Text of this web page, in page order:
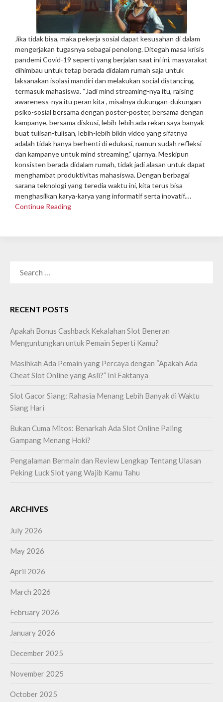
Jika tidak bisa, maka pekerja sosial dapat kesusahan di dalam
mengerjakan tugasnya sebagai penolong. Ditegah masa krisis
pandemi Covid-19 seperti yang berjalan saat ini ini, masyarakat
dihimbau untuk tetap berada didalam rumah saja untuk
laksanakan isolasi mandiri dan melakukan social distancing,
termasuk mahasiswa. “Jadi mind streaming-nya itu, raising
awareness-nya itu peran kita , misalnya dukungan-dukungan
psiko-sosial bersama dengan poster-poster, bersama dengan
kampanye, bersama diskusi, lebih-lebih ada rekan saya banyak
buat tulisan-tulisan, lebih-lebih bikin video yang sifatnya
adalah tidak hanya berhenti di edukasi, namun sudah refleksi
dan kampanye untuk mind streaming,” ujarnya. Meskipun
konsisten berada didalam rumah, tidak jadi alasan untuk dapat
menghambat produktivitas mahasiswa. Dengan berbagai
sarana teknologi yang teredia waktu ini, kita terus bisa
menghasilkan karya-karya yang informatif serta inovatif.…
Continue Reading
RECENT POSTS
Apakah Bonus Cashback Kekalahan Slot Beneran
Menguntungkan untuk Pemain Seperti Kamu?
Masihkah Ada Pemain yang Percaya dengan “Apakah Ada
Cheat Slot Online yang Asli?” Ini Faktanya
Slot Gacor Siang: Rahasia Menang Lebih Banyak di Waktu
Siang Hari
Bukan Cuma Mitos: Benarkah Ada Slot Online Paling
Gampang Menang Hoki?
Pengalaman Bermain dan Review Lengkap Tentang Ulasan
Peking Luck Slot yang Wajib Kamu Tahu
ARCHIVES
July 2026
May 2026
April 2026
March 2026
February 2026
January 2026
December 2025
November 2025
October 2025